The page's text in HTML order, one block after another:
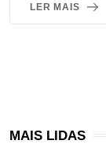
LER MAIS
MAIS LIDAS